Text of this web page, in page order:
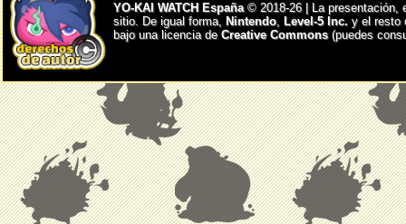
YO-KAI WATCH España © 2018-26 | La presentación,
sitio. De igual forma, Nintendo, Level-5 Inc. y el resto
bajo una licencia de Creative Commons(puedes